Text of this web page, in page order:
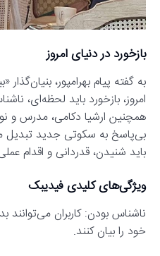
بازخورد در دنیای امروز
به گفته پیام بهرامپور،
امروز، بازخورد باید لحظه‌ای،
همچنین ارشیا دکامی، مدرس و
بی‌پاسخ به سکوتی جدید تبدیل
باید شنیدن، قدردانی و اقدام
ویژگی‌های کلیدی فیدیبک
ناشناس بودن: کاربران می‌توانند
خود را بیان کنند.